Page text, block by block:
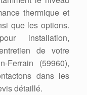
thermique et
que les options.
installation,
de votre
Ferrain (59960),
dans les
détaillé.